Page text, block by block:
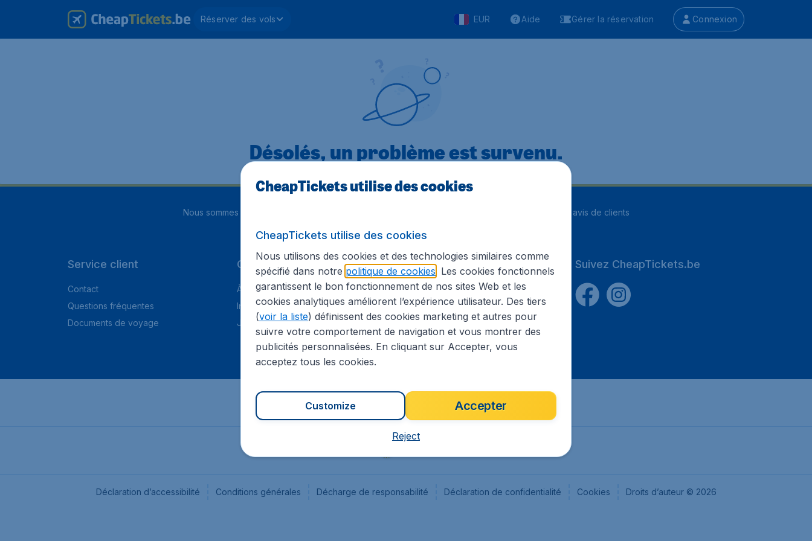
Réserver des vols EUR Aide Gérer la réservation Connexion
Désolés, un problème est survenu.
Nous sommes notés avis de clients
Service client
Contact
Questions fréquentes
Documents de voyage
CheapTickets.be
À propos
Information Légale
Jobs
Sites internationaux
Flugladen.de
CheapTickets.ch
CheapTickets.sg
CheapTickets.nl
Suivez CheapTickets.be
Déclaration d’accessibilité Conditions générales Décharge de responsabilité Déclaration de confidentialité Cookies Droits d’auteur © 2026
CheapTickets utilise des cookies
CheapTickets utilise des cookies
Nous utilisons des cookies et des technologies similaires comme
spécifié dans notre politique de cookies . Les cookies fonctionnels
garantissent le bon fonctionnement de nos sites Web et les
cookies analytiques améliorent l’expérience utilisateur. Des tiers
(voir la liste) définissent des cookies marketing et autres pour
suivre votre comportement de navigation et vous montrer des
publicités personnalisées. En cliquant sur Accepter, vous
acceptez tous les cookies.
Accepter
Customize
Reject